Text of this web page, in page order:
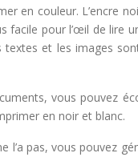
en couleur. L’encre
facile pour l’œil de lire
et les images
vous pouvez
en noir et blanc.
l’a pas, vous pouvez